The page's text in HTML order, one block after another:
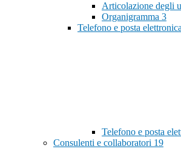
Articolazione degli
Organigramma 3
Telefono e posta elettronica
Telefono e posta
Consulenti e collaboratori 19